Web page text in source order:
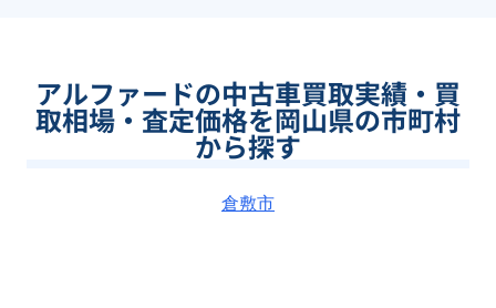
アルファードの中古車買取実績・買
取相場・査定価格を岡山県の市町村
から探す
倉敷市